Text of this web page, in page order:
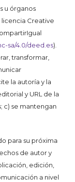
u órganos
licencia Creative
sa/4.0/deed.es).
transformar,
la autoría y la
y URL de la
c) se mantengan
para su próxima
de autor y
edición,
a nivel